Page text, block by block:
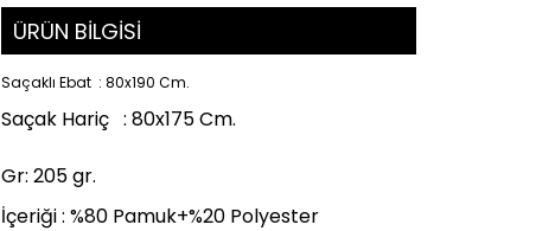
ÜRÜN BİLGİSİ
Saçaklı Ebat : 80x190 Cm.
Saçak Hariç : 80x175 Cm.
Gr: 205 gr.
İçeriği : %80 Pamuk+%20 Polyester